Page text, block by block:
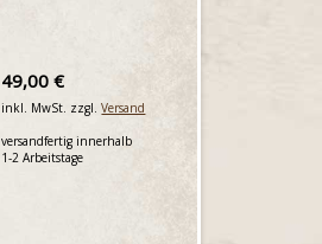
49,00 €
inkl. MwSt. zzgl.Versand
versandfertig innerhalb
1-2 Arbeitstage